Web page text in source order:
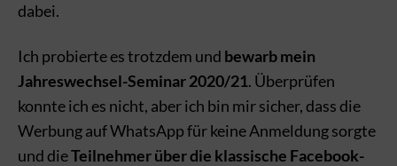
dabei.
Ich probierte es trotzdem und bewarb mein
Jahreswechsel-Seminar 2020/21. Überprüfen
konnte ich es nicht, aber ich bin mir sicher, dass die
Werbung auf WhatsApp für keine Anmeldung sorgte
und dieTeilnehmer über die klassische Facebook-